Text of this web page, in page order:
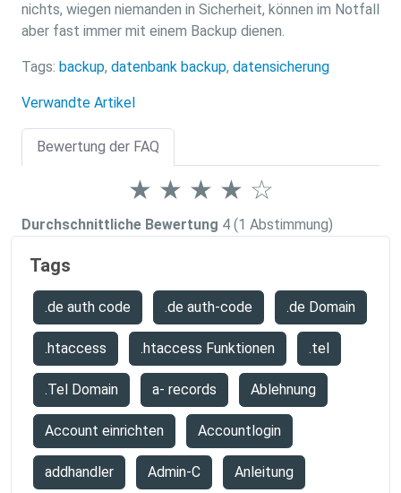
nichts, wiegen niemanden in Sicherheit, können im Notfall
aber fast immer mit einem Backup dienen.
Tags: backup, datenbank backup, datensicherung
Verwandte Artikel
Bewertung der FAQ
☆
★
★
★
★
Durchschnittliche Bewertung 4 (1 Abstimmung)
Tags
.de auth code .de auth-code .de Domain
.htaccess .htaccess Funktionen .tel
.Tel Domain a- records Ablehnung
Account einrichten Accountlogin
addhandler Admin-C Anleitung